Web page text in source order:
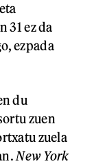
31 ez da
ezpada
du
zuen
zuela
New York